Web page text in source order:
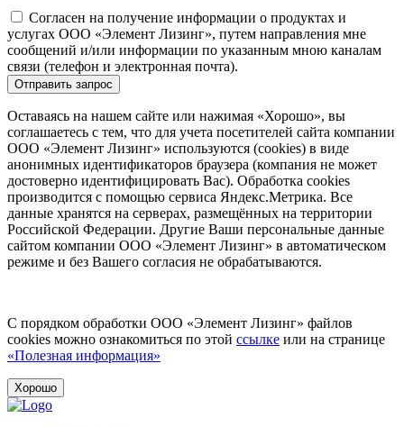
Согласен на получение информации о продуктах и
услугах ООО «Элемент Лизинг», путем направления мне
сообщений и/или информации по указанным мною каналам
связи (телефон и электронная почта).
Отправить запрос
Оставаясь на нашем сайте или нажимая «Хорошо», вы
соглашаетесь с тем, что для учета посетителей сайта компании
ООО «Элемент Лизинг» используются (cookies) в виде
анонимных идентификаторов браузера (компания не может
достоверно идентифицировать Вас). Обработка cookies
производится с помощью сервиса Яндекс.Метрика. Все
данные хранятся на серверах, размещённых на территории
Российской Федерации. Другие Ваши персональные данные
сайтом компании ООО «Элемент Лизинг» в автоматическом
режиме и без Вашего согласия не обрабатываются.
С порядком обработки ООО «Элемент Лизинг» файлов
cookies можно ознакомиться по этой ссылке или на странице
«Полезная информация»
Хорошо